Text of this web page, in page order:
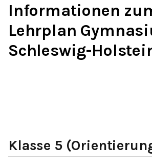
Informationen
Lehrplan
Schleswig-
Klasse 5